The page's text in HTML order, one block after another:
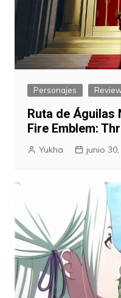
Personajes
Ruta de Águilas
Fire Emblem:
Yukha junio